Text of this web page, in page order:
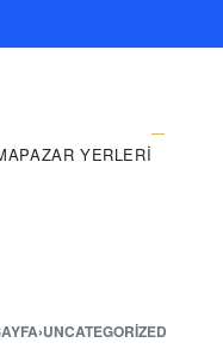
PAZAR YERLERI
›UNCATEGORIZED